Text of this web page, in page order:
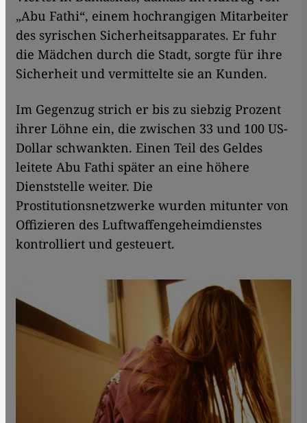
„Abu Fathi“, einem hochrangigen Mitarbeiter
des syrischen Sicherheitsapparates. Er fuhr
die Mädchen durch die Stadt, sorgte für ihre
Sicherheit und vermittelte sie an Kunden.
Im Gegenzug strich er bis zu siebzig Prozent
ihrer Löhne ein, die zwischen 33 und 100 US-
Dollar schwankten. Einen Teil des Geldes
leitete Abu Fathi später an eine höhere
Dienststelle weiter. Die
Prostitutionsnetzwerke wurden mitunter von
Offizieren des Luftwaffengeheimdienstes
kontrolliert und gesteuert.